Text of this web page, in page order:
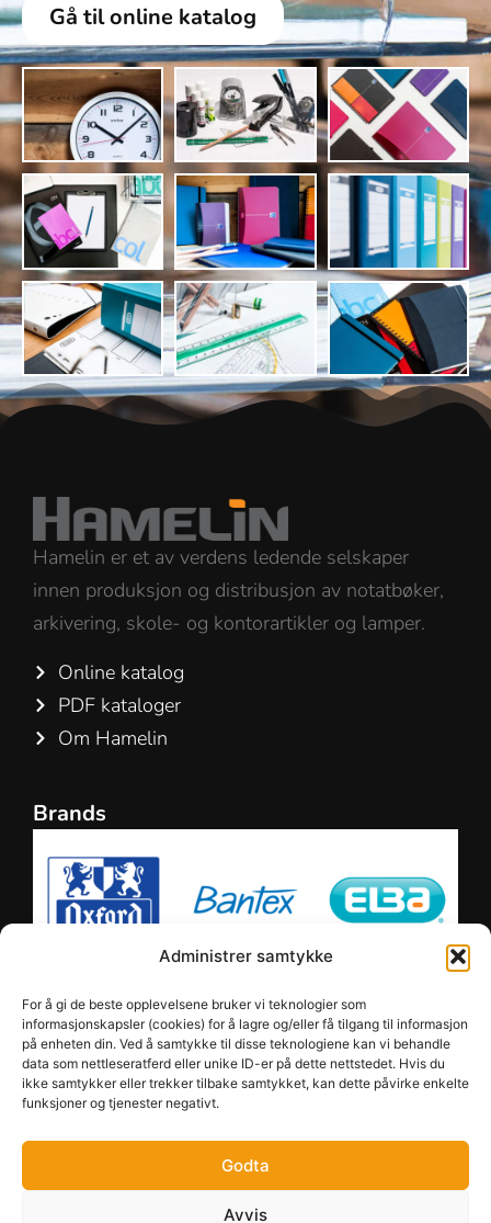
Administrer samtykke
For å gi de beste opplevelsene bruker vi teknologier som
informasjonskapsler (cookies) for å lagre og/eller få tilgang til informasjon
på enheten din. Ved å samtykke til disse teknologiene kan vi behandle
data som nettleseratferd eller unike ID-er på dette nettstedet. Hvis du
ikke samtykker eller trekker tilbake samtykket, kan dette påvirke enkelte
funksjoner og tjenester negativt.
Godta
Avvis
Gå til online katalog
Hamelin er et av verdens ledende selskaper
innen produksjon og distribusjon av notatbøker,
arkivering, skole- og kontorartikler og lamper.
Online katalog
PDF kataloger
Om Hamelin
Brands